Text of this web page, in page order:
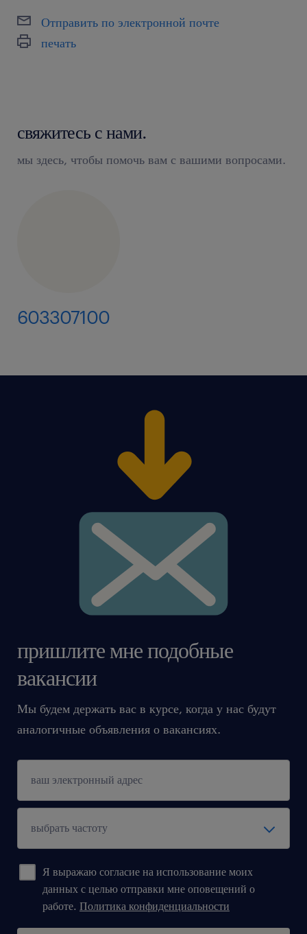
Отправить по электронной почте
печать
свяжитесь с нами.
мы здесь, чтобы помочь вам с вашими вопросами.
603307100
пришлите мне подобные
вакансии
Мы будем держать вас в курсе, когда у нас будут
аналогичные объявления о вакансиях.
Я выражаю согласие на использование моих
данных с целью отправки мне оповещений о
работе. Политика конфиденциальности